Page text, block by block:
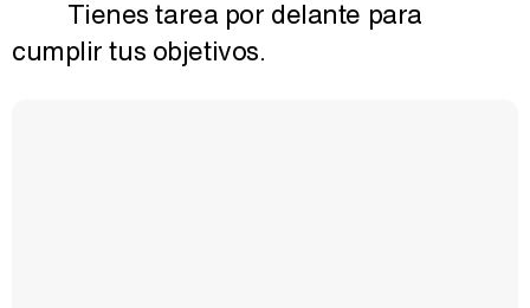
Tienes tarea por delante para
cumplir tus objetivos.